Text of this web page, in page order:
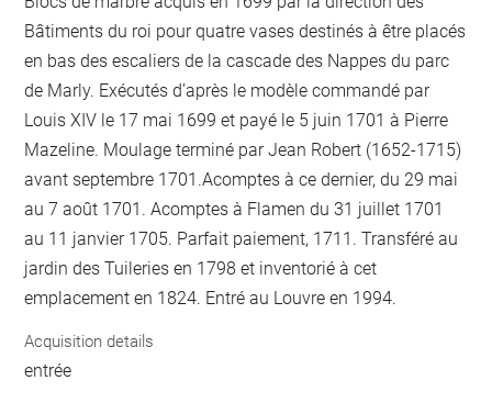
Bâtiments du roi pour quatre vases destinés à être placés
en bas des escaliers de la cascade des Nappes du parc
de Marly. Exécutés d’après le modèle commandé par
Louis XIV le 17 mai 1699 et payé le 5 juin 1701 à Pierre
Mazeline. Moulage terminé par Jean Robert (1652-1715)
avant septembre 1701.Acomptes à ce dernier, du 29 mai
au 7 août 1701. Acomptes à Flamen du 31 juillet 1701
au 11 janvier 1705. Parfait paiement, 1711. Transféré au
jardin des Tuileries en 1798 et inventorié à cet
emplacement en 1824. Entré au Louvre en 1994.
Acquisition details
entrée